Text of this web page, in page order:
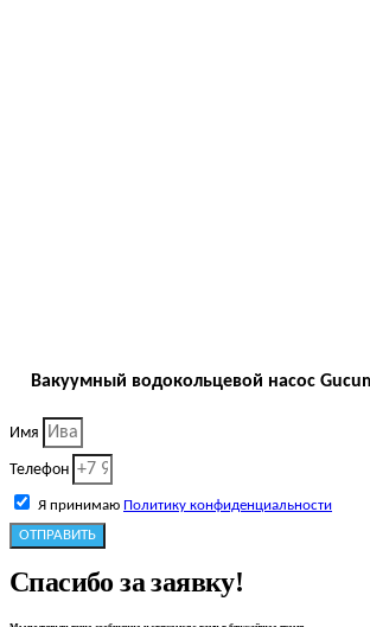
Вакуумный водокольцевой насос
Имя
Телефон
Я принимаю Политику конфиденциальности
ОТПРАВИТЬ
Спасибо за заявку!